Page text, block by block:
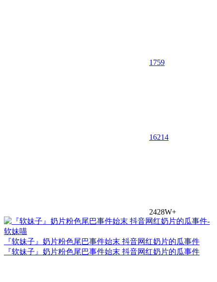
1759
16214
2428W+
『软妹子』奶片粉色尾巴事件始末 抖音网红奶片的瓜事件
『软妹子』奶片粉色尾巴事件始末 抖音网红奶片的瓜事件